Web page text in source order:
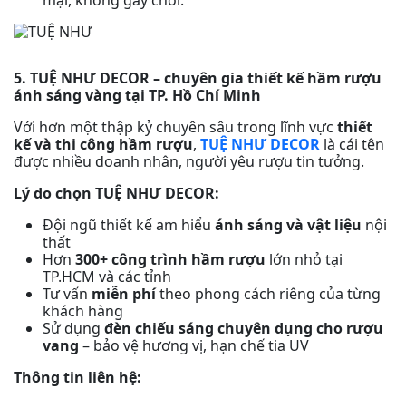
5. TUỆ NHƯ DECOR – chuyên gia thiết kế hầm rượu
ánh sáng vàng tại TP. Hồ Chí Minh
Với hơn một thập kỷ chuyên sâu trong lĩnh vực thiết
kế và thi công hầm rượu, TUỆ NHƯ DECOR là cái tên
được nhiều doanh nhân, người yêu rượu tin tưởng.
Lý do chọn TUỆ NHƯ DECOR:
Đội ngũ thiết kế am hiểu ánh sáng và vật liệu nội
thất
Hơn 300+ công trình hầm rượu lớn nhỏ tại
TP.HCM và các tỉnh
Tư vấn miễn phítheo phong cách riêng của từng
khách hàng
Sử dụng đèn chiếu sáng chuyên dụng cho rượu
vang – bảo vệ hương vị, hạn chế tia UV
Thông tin liên hệ: